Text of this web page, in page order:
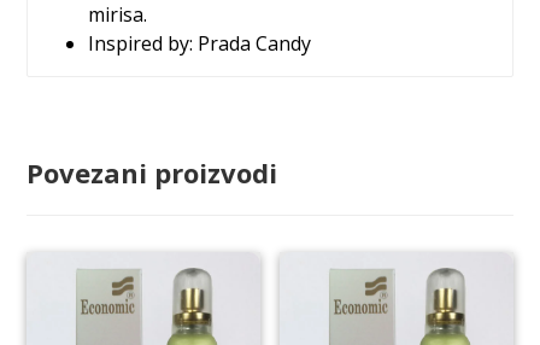
mirisa.
Inspired by: Prada Candy
Povezani proizvodi